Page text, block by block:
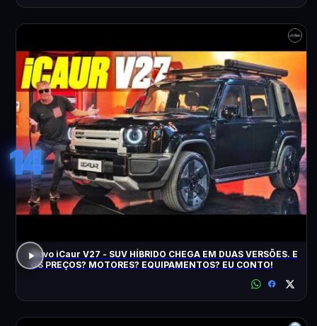
14
Novo iCaur V27 - SUV HÍBRIDO CHEGA EM DUAS VERSÕES. E
OS PREÇOS? MOTORES? EQUIPAMENTOS? EU CONTO!